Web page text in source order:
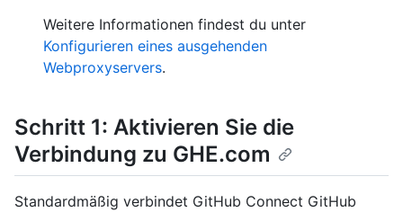
Weitere Informationen findest du unter
Konfigurieren eines ausgehenden
Webproxyservers.
Schritt 1: Aktivieren Sie die
Verbindung zu GHE.com
Standardmäßig verbindet GitHub Connect GitHub